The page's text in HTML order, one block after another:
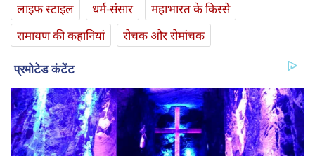
लाइफ स्‍टाइल
धर्म-संसार
महाभारत के किस्से
रामायण की कहानियां
रोचक और रोमांचक